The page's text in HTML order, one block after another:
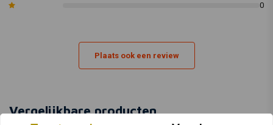
0
Plaats ook een review
Vergelijkbare producten